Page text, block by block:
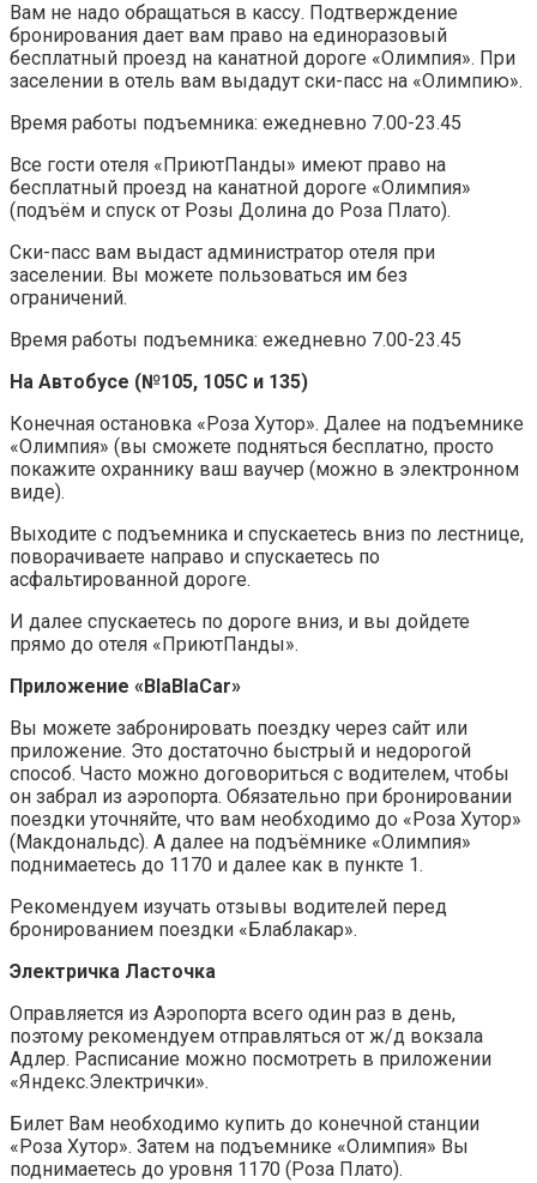
Вам не надо обращаться в кассу. Подтверждение
бронирования дает вам право на единоразовый
бесплатный проезд на канатной дороге «Олимпия». При
заселении в отель вам выдадут ски-пасс на «Олимпию».
Время работы подъемника: ежедневно 7.00-23.45
Все гости отеля «ПриютПанды» имеют право на
бесплатный проезд на канатной дороге «Олимпия»
(подъём и спуск от Розы Долина до Роза Плато).
Ски-пасс вам выдаст администратор отеля при
заселении. Вы можете пользоваться им без
ограничений.
Время работы подъемника: ежедневно 7.00-23.45
На Автобусе (№105, 105С и 135)
Конечная остановка «Роза Хутор». Далее на подъемнике
«Олимпия» (вы сможете подняться бесплатно, просто
покажите охраннику ваш ваучер (можно в электронном
виде).
Выходите с подъемника и спускаетесь вниз по лестнице,
поворачиваете направо и спускаетесь по
асфальтированной дороге.
И далее спускаетесь по дороге вниз, и вы дойдете
прямо до отеля «ПриютПанды».
Приложение «BlaBlaCar»
Вы можете забронировать поездку через сайт или
приложение. Это достаточно быстрый и недорогой
способ. Часто можно договориться с водителем, чтобы
он забрал из аэропорта. Обязательно при бронировании
поездки уточняйте, что вам необходимо до «Роза Хутор»
(Макдональдс). А далее на подъёмнике «Олимпия»
поднимаетесь до 1170 и далее как в пункте 1.
Рекомендуем изучать отзывы водителей перед
бронированием поездки «Блаблакар».
Электричка Ласточка
Оправляется из Аэропорта всего один раз в день,
поэтому рекомендуем отправляться от ж/д вокзала
Адлер. Расписание можно посмотреть в приложении
«Яндекс.Электрички».
Билет Вам необходимо купить до конечной станции
«Роза Хутор». Затем на подъемнике «Олимпия» Вы
поднимаетесь до уровня 1170 (Роза Плато).